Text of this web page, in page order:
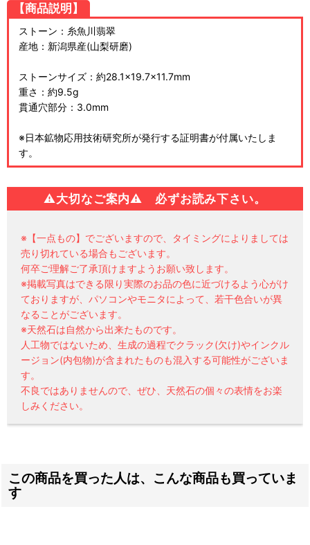
【商品説明】
ストーン：糸魚川翡翠
産地：新潟県産(山梨研磨)
ストーンサイズ：約28.1×19.7×11.7mm
重さ：約9.5g
貫通穴部分：3.0mm
※日本鉱物応用技術研究所が発行する証明書が付属いたしま
す。
⚠大切なご案内⚠ 必ずお読み下さい。
※【一点もの】でございますので、タイミングによりましては
売り切れている場合もございます。
何卒ご理解ご了承頂けますようお願い致します。
※掲載写真はできる限り実際のお品の色に近づけるよう心がけ
ておりますが、パソコンやモニタによって、若干色合いが異
なることがございます。
※天然石は自然から出来たものです。
人工物ではないため、生成の過程でクラック(欠け)やインクル
ージョン(内包物)が含まれたものも混入する可能性がございま
す。
不良ではありませんので、ぜひ、天然石の個々の表情をお楽
しみください。
この商品を買った人は、こんな商品も買っていま
す